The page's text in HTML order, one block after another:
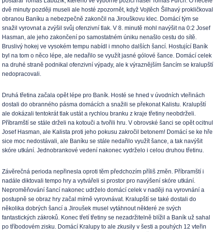
dvě minuty později museli ale hosté zpozornět, když Vojtěch Šilhavý prokličkoval
obranou Baníku a nebezpečně zakončil na Jirouškovu klec. Domácí tým se
snažil vyrovnat a zvýšil svůj ofenzivní tlak. V 8. minutě mohl navýšit na 0:2 Josef
Hasman, ale jeho zakončení po samostatném úniku nenašlo cestu do sítě.
Bruslivý hokej ve vysokém tempu nabídl i mnoho dalších šancí. Hostující Baník
byl na tom o něco lépe, ale nedařilo se využít jasné gólové šance. Domácí celek
na druhé straně podnikal ofenzivní výpady, ale k výraznějším šancím se kralupští
nedopracovali.
Druhá třetina začala opět lépe pro Baník. Hosté se hned v úvodních vteřinách
dostali do obranného pásma domácích a snažili se překonat Kalistu. Kralupští
ale dokázali tentokrát tlak ustát a rychlou branku z kraje třetiny neobdrželi.
Příbramští se stále drželi na kotouči a tvořili hru. V obrovské šanci se opět ocitnul
Josef Hasman, ale Kalista proti jeho pokusu zakročil betonem! Domácí se ke hře
sice moc nedostávali, ale Baníku se stále nedařilo využít šance, a tak navýšit
skóre utkání. Jednobrankové vedení nakonec vydrželo i celou druhou třetinu.
Závěrečná perioda nepřinesla oproti těm předchozím příliš změn. Příbramští i
nadále diktovali tempo hry a vytvářeli si prostor pro navýšení skóre utkání.
Neproměňování šancí nakonec udrželo domácí celek v naději na vyrovnání a
postupně se obraz hry začal mírně vyrovnávat. Kralupští se také dostali do
několika dobrých šancí a Jiroušek musel vytáhnout některé ze svých
fantastických zákroků. Konec třetí třetiny se nezadržitelně blížil a Baník už sahal
po tříbodovém zisku. Domácí Kralupy to ale zkusily v šesti a pouhých 12 vteřin